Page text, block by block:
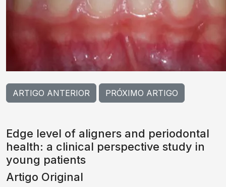
ARTIGO ANTERIOR PRÓXIMO ARTIGO
Edge level of aligners and periodontal
health: a clinical perspective study in
young patients
Artigo Original